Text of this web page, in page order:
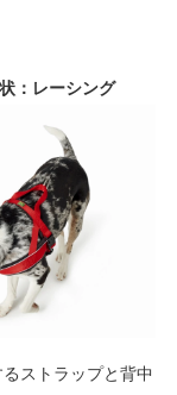
：レーシング
ストラップと背中